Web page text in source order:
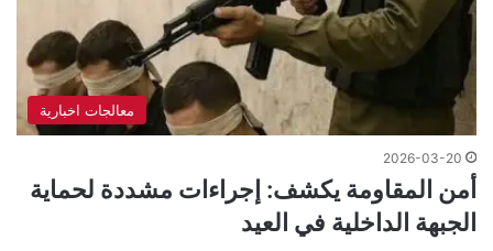
معالجات اخبارية
2026-03-20
أمن المقاومة يكشف: إجراءات مشددة لحماية
الجبهة الداخلية في العيد